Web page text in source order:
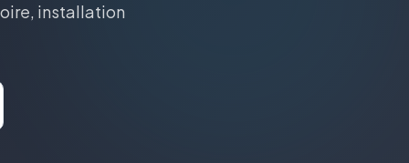
installation